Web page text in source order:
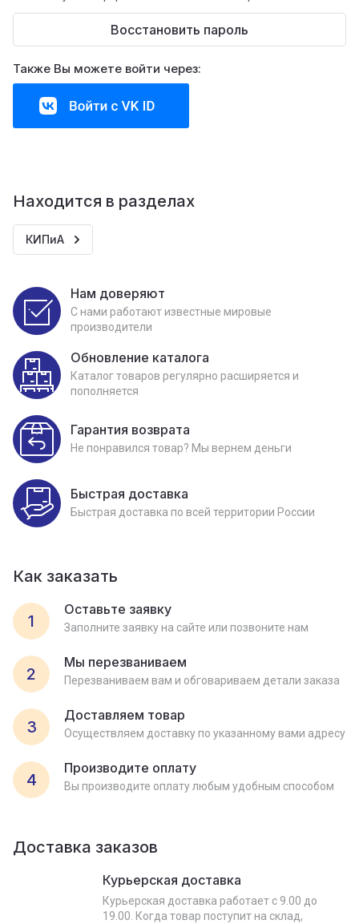
Восстановить пароль
Также Вы можете войти через:
Находится в разделах
КИПиА
Нам доверяют
С нами работают известные мировые
производители
Обновление каталога
Каталог товаров регулярно расширяется и
пополняется
Гарантия возврата
Не понравился товар? Мы вернем деньги
Быстрая доставка
Быстрая доставка по всей территории России
Как заказать
1
Оставьте заявку
Заполните заявку на сайте или позвоните нам
2
Мы перезваниваем
Перезваниваем вам и обговариваем детали заказа
3
Доставляем товар
Осуществляем доставку по указанному вами адресу
4
Производите оплату
Вы производите оплату любым удобным способом
Доставка заказов
Курьерская доставка
Курьерская доставка работает с 9.00 до
19.00. Когда товар поступит на склад,